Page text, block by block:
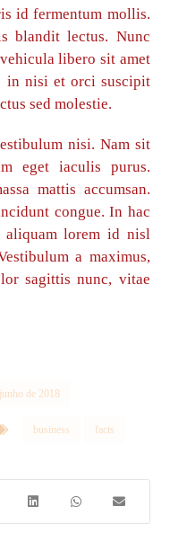
id fermentum mollis.
blandit lectus. Nunc
libero sit amet
in nisi et orci suscipit
sed molestie.
nisi. Nam sit
eget iaculis purus.
mattis accumsan.
congue. In hac
aliquam lorem id nisl
a maximus,
sagittis nunc, vitae
de 2018
business facts